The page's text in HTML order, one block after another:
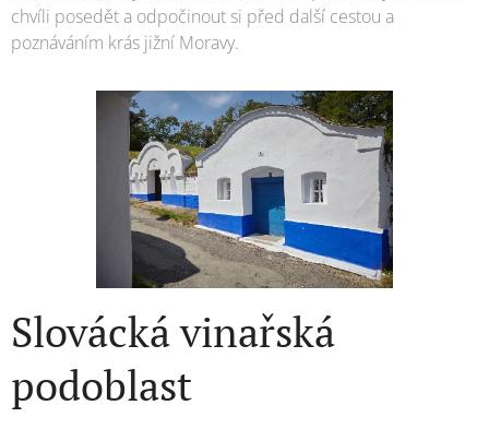
chvíli posedět a odpočinout si před další cestou a
poznáváním krás jižní Moravy.
Slovácká vinařská
podoblast